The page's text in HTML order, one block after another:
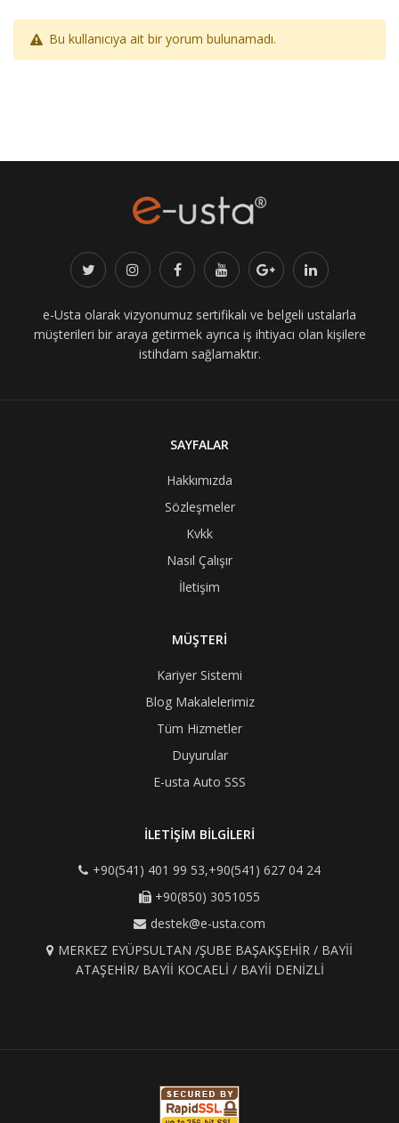
Bu kullanıcıya ait bir yorum bulunamadı.
e-Usta olarak vizyonumuz sertifikalı ve belgeli ustalarla
müşterileri bir araya getirmek ayrıca iş ihtiyacı olan kişilere
istihdam sağlamaktır.
SAYFALAR
Hakkımızda
Sözleşmeler
Kvkk
Nasıl Çalışır
İletişim
MÜŞTERİ
Kariyer Sistemi
Blog Makalelerimiz
Tüm Hizmetler
Duyurular
E-usta Auto SSS
İLETİŞİM BİLGİLERİ
+90(541) 401 99 53,+90(541) 627 04 24
+90(850) 3051055
destek@e-usta.com
MERKEZ EYÜPSULTAN /ŞUBE BAŞAKŞEHİR / BAYİİ
ATAŞEHİR/ BAYİİ KOCAELİ / BAYİİ DENİZLİ